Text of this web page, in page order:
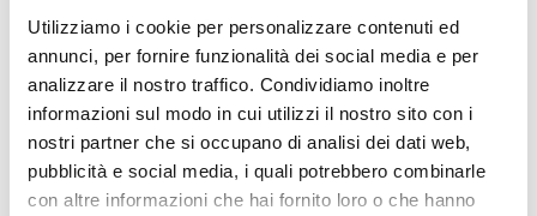
Utilizziamo i cookie per personalizzare contenuti ed
annunci, per fornire funzionalità dei social media e per
analizzare il nostro traffico. Condividiamo inoltre
informazioni sul modo in cui utilizzi il nostro sito con i
nostri partner che si occupano di analisi dei dati web,
pubblicità e social media, i quali potrebbero combinarle
con altre informazioni che hai fornito loro o che hanno
SCOPRI DI PIU’